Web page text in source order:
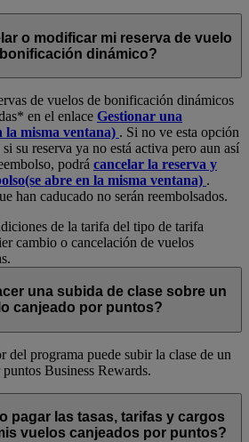
o modificar mi reserva de vuelo
dinámico?
de vuelos de bonificación dinámicos
en el enlace Gestionar una
la misma ventana) . Si no ve esta opción
su reserva ya no está activa pero aun así
podrá cancelar la reserva y
(se abre en la misma ventana) .
han caducado no serán reembolsados.
de la tarifa del tipo de tarifa
cambio o cancelación de vuelos
una subida de clase sobre un
canjeado por puntos?
del programa puede subir la clase de un
Business Rewards.
pagar las tasas, tarifas y cargos
vuelos canjeados por puntos?